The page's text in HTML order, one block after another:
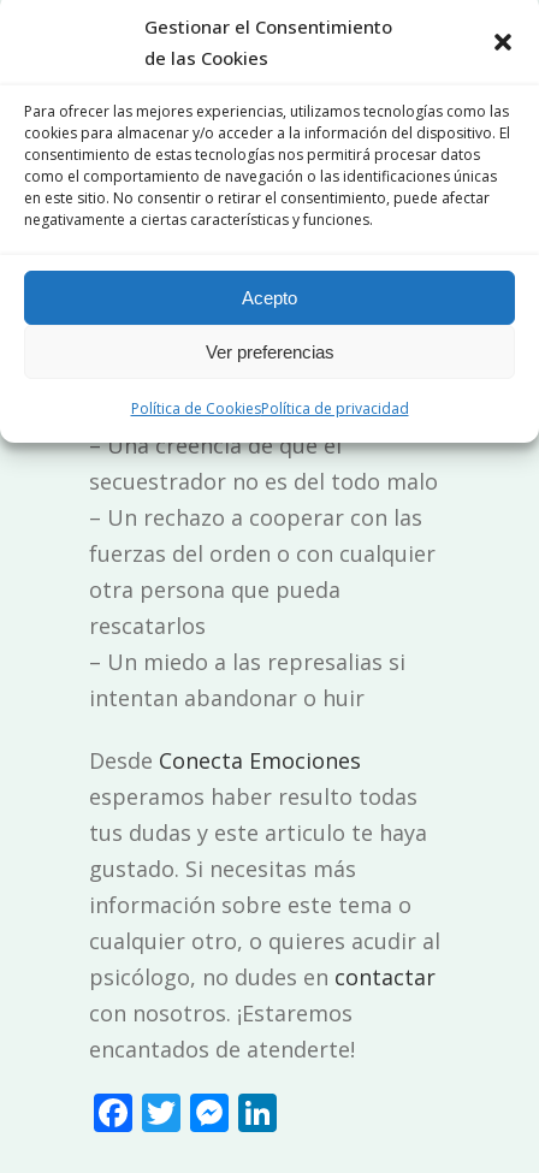
Gestionar el Consentimiento
de las Cookies
Para ofrecer las mejores experiencias, utilizamos tecnologías como las
cookies para almacenar y/o acceder a la información del dispositivo. El
consentimiento de estas tecnologías nos permitirá procesar datos
como el comportamiento de navegación o las identificaciones únicas
en este sitio. No consentir o retirar el consentimiento, puede afectar
negativamente a ciertas características y funciones.
Acepto
Ver preferencias
Política de CookiesPolítica de privacidad
control o abusodesarrollarán el
Síndrome de Estocolmo, sin
comunesque los afectados
pueden experimentar. Estos
incluyen
– Sentimientos positivos hacia el
secuestrador, incluyendo empatía
con el captor
– Una creencia de que el
secuestrador no es del todo malo
– Un rechazo a cooperar con las
fuerzas del orden o con cualquier
otra persona que pueda
rescatarlos
– Un miedo a las represalias si
intentan abandonar o huir
Desde Conecta Emociones
esperamos haber resulto todas
tus dudas y este articulo te haya
gustado. Si necesitas más
información sobre este tema o
cualquier otro, o quieres acudir al
psicólogo, no dudes en contactar
con nosotros. ¡Estaremos
encantados de atenderte!
Facebook
TwitterMessenger